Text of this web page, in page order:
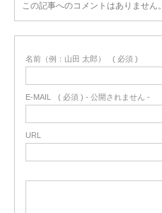
この記事へのコメントはありません。
名前（例：山田 太郎） ( 必須 )
E-MAIL ( 必須 ) - 公開されません -
URL